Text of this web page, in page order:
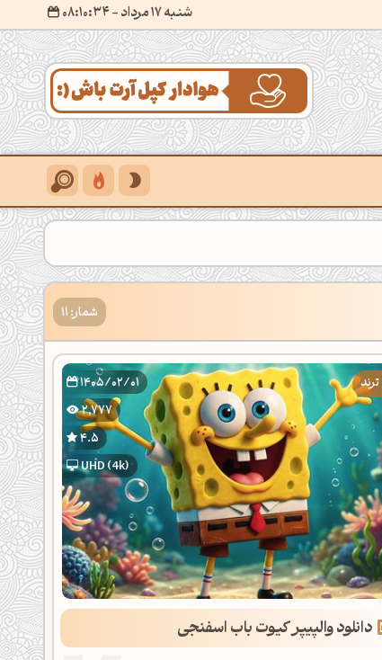
شنبه 17 مرداد
- ۰۸:۱۰:۳۶
شمار: 11
1405/02/01
2,777
4.5
UHD (4k)
دانلود والپیپر کیوت باب اسفنجی